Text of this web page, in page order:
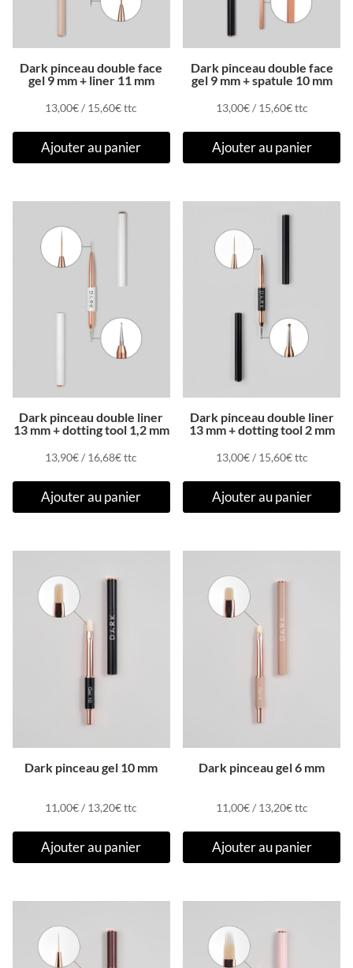
Dark pinceau double face
gel 9 mm + liner 11 mm
13,00€/ 15,60€ttc
Ajouter au panier
Dark pinceau double face
gel 9 mm + spatule 10 mm
13,00€/ 15,60€ttc
Ajouter au panier
Dark pinceau double liner
13 mm + dotting tool 1,2 mm
13,90€/ 16,68€ttc
Ajouter au panier
Dark pinceau double liner
13 mm + dotting tool 2 mm
13,00€/ 15,60€ttc
Ajouter au panier
Dark pinceau gel 10 mm
11,00€/ 13,20€ttc
Ajouter au panier
Dark pinceau gel 6 mm
11,00€/ 13,20€ttc
Ajouter au panier